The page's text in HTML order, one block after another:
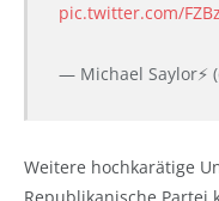
pic.twitter.com/
— Michael Saylor⚡️
Weitere hochkarätige